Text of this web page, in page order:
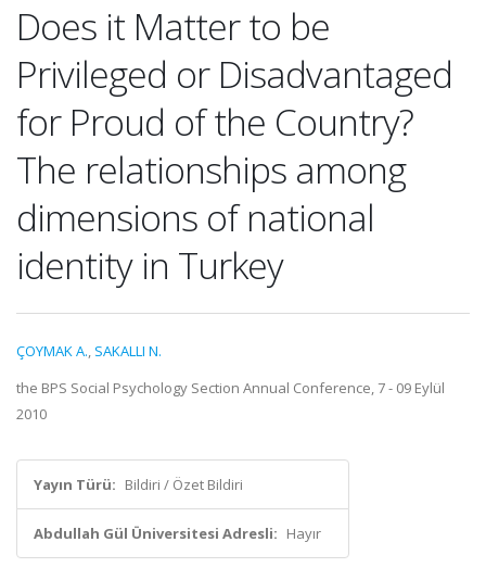
Does it Matter to be
Privileged or Disadvantaged
for Proud of the Country?
The relationships among
dimensions of national
identity in Turkey
ÇOYMAK A., SAKALLI N.
the BPS Social Psychology Section Annual Conference, 7 - 09 Eylül
2010
Yayın Türü: Bildiri / Özet Bildiri
Abdullah Gül Üniversitesi Adresli: Hayır